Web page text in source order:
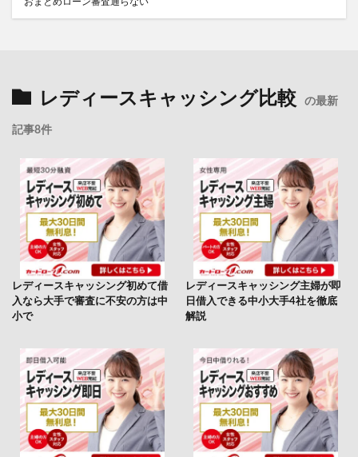
レディースキャッシング比較 の最新
記事8件
レディースキャッシング初めて借
入なら大手で審査に不安の方は中
小で
レディースキャッシング主婦が即
日借入できる中小大手4社を徹底
解説